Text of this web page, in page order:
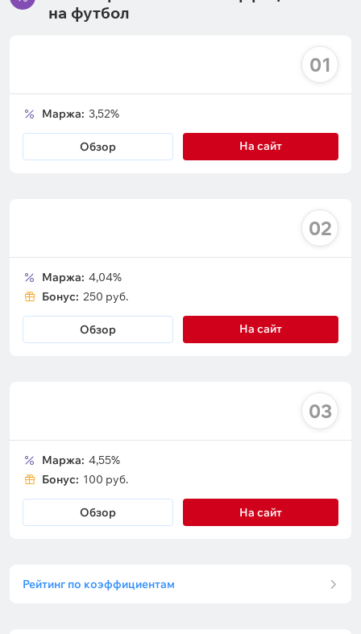
на футбол
01
Маржа: 3,52%
Обзор На сайт
02
Маржа: 4,04%
Бонус: 250 руб.
Обзор На сайт
03
Маржа: 4,55%
Бонус: 100 руб.
Обзор На сайт
Рейтинг по коэффициентам